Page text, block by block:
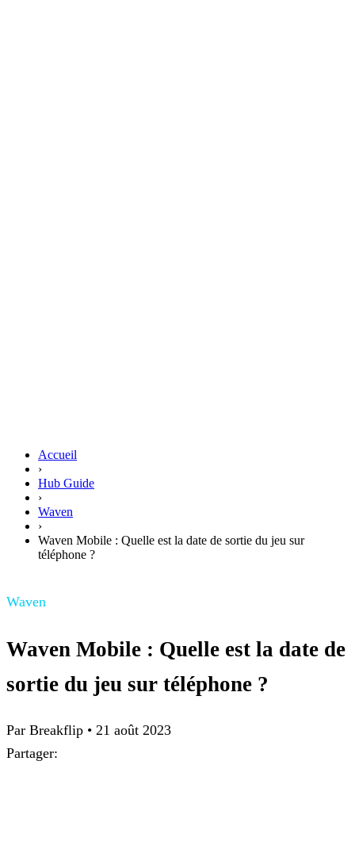
Accueil
›
Hub Guide
›
Waven
›
Waven Mobile : Quelle est la date de sortie du jeu sur
téléphone ?
Waven
Waven Mobile : Quelle est la date de
sortie du jeu sur téléphone ?
Par Breakflip • 21 août 2023
Partager: